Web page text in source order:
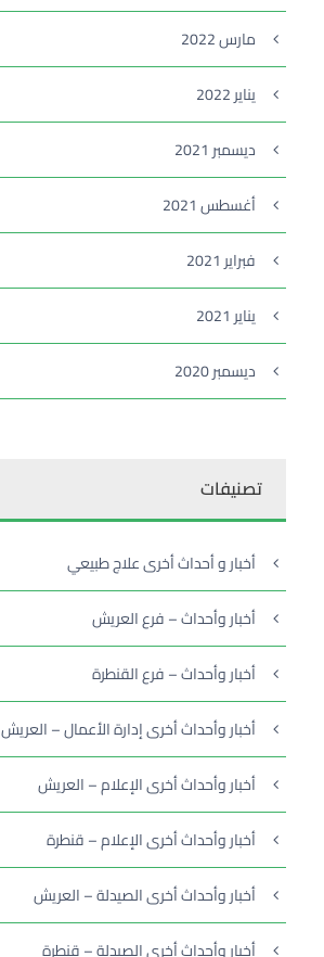
مارس 2022
يناير 2022
ديسمبر 2021
أغسطس 2021
فبراير 2021
يناير 2021
ديسمبر 2020
تصنيفات
أخبار و أحداث أخرى علاج طبيعي
أخبار وأحداث – فرع العريش
أخبار وأحداث – فرع القنطرة
أخبار وأحداث أخرى إدارة الأعمال – العريش
أخبار وأحداث أخرى الإعلام – العريش
أخبار وأحداث أخرى الإعلام – قنطرة
أخبار وأحداث أخرى الصيدلة – العريش
أخبار وأحداث أخرى الصيدلة – قنطرة